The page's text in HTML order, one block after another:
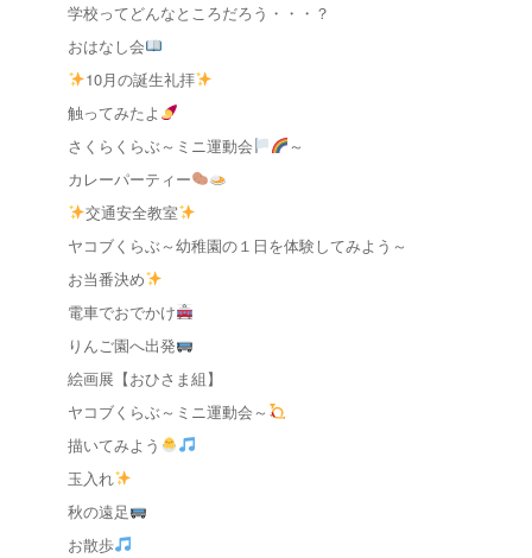
学校ってどんなところだろう・・・？
おはなし会
10月の誕生礼拝
触ってみたよ
さくらくらぶ～ミニ運動会
～
カレーパーティー
交通安全教室
ヤコブくらぶ～幼稚園の１日を体験してみよう～
お当番決め
電車でおでかけ
りんご園へ出発
絵画展【おひさま組】
ヤコブくらぶ～ミニ運動会～
描いてみよう
玉入れ
秋の遠足
お散歩